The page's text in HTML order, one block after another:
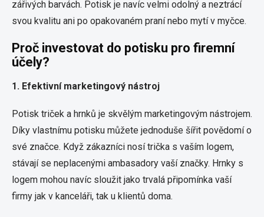
zářivých barvách. Potisk je navíc velmi odolný a neztrácí
svou kvalitu ani po opakovaném praní nebo mytí v myčce.
Proč investovat do potisku pro firemní
účely?
1. Efektivní marketingový nástroj
Potisk triček a hrnků je skvělým marketingovým nástrojem.
Díky vlastnímu potisku můžete jednoduše šířit povědomí o
své značce. Když zákazníci nosí trička s vaším logem,
stávají se neplacenými ambasadory vaší značky. Hrnky s
logem mohou navíc sloužit jako trvalá připomínka vaší
firmy jak v kanceláři, tak u klientů doma.